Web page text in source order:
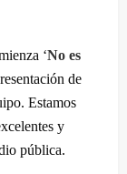
‘No es
de
Estamos
y
pública.